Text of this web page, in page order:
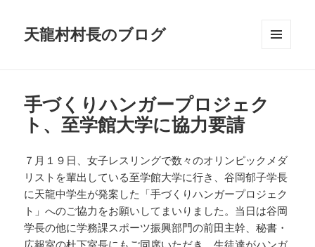
天龍村村長のブログ
手づくりハンガープロジェク
ト、至学館大学に協力要請
７月１９日、女子レスリングで数々のオリンピックメダ
リストを輩出している至学館大学に行き、谷岡郁子学長
に天龍中学生が発案した「手づくりハンガープロジェク
ト」へのご協力をお願いしてまいりました。当日は谷岡
学長の他に学務課スポーツ振興部門の前田主幹、秘書・